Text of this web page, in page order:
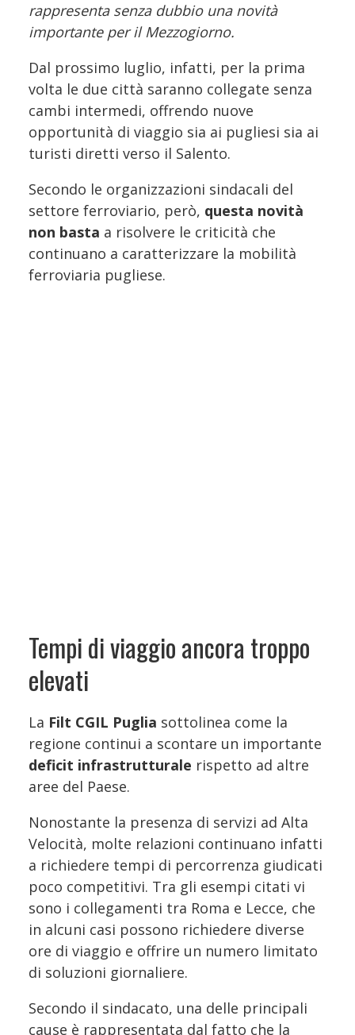
rappresenta senza dubbio una novità
importante per il Mezzogiorno.
Dal prossimo luglio, infatti, per la prima
volta le due città saranno collegate senza
cambi intermedi, offrendo nuove
opportunità di viaggio sia ai pugliesi sia ai
turisti diretti verso il Salento.
Secondo le organizzazioni sindacali del
settore ferroviario, però, questa novità
non basta a risolvere le criticità che
continuano a caratterizzare la mobilità
ferroviaria pugliese.
Tempi di viaggio ancora troppo
elevati
La Filt CGIL Puglia sottolinea come la
regione continui a scontare un importante
deficit infrastrutturale rispetto ad altre
aree del Paese.
Nonostante la presenza di servizi ad Alta
Velocità, molte relazioni continuano infatti
a richiedere tempi di percorrenza giudicati
poco competitivi. Tra gli esempi citati vi
sono i collegamenti tra Roma e Lecce, che
in alcuni casi possono richiedere diverse
ore di viaggio e offrire un numero limitato
di soluzioni giornaliere.
Secondo il sindacato, una delle principali
cause è rappresentata dal fatto che la